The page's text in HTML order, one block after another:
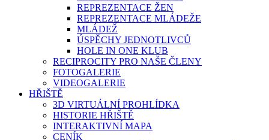
REPREZENTACE ŽEN
REPREZENTACE MLÁDEŽE
MLÁDEŽ
ÚSPĚCHY JEDNOTLIVCŮ
HOLE IN ONE KLUB
RECIPROCITY PRO NAŠE ČLENY
FOTOGALERIE
VIDEOGALERIE
HŘIŠTĚ
3D VIRTUÁLNÍ PROHLÍDKA
HISTORIE HŘIŠTĚ
INTERAKTIVNÍ MAPA
CENÍK